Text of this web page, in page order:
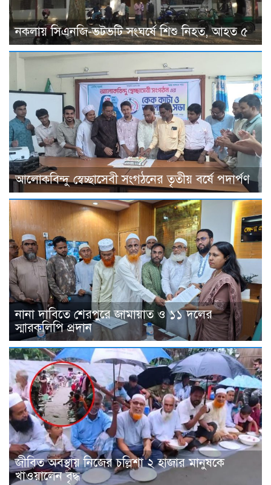
নকলায় সিএনজি-ভটভটি সংঘর্ষে শিশু নিহত, আহত ৫
আলোকবিন্দু স্বেচ্ছাসেবী সংগঠনের তৃতীয় বর্ষে পদার্পণ
নানা দাবিতে শেরপুরে জামায়াত ও ১১ দলের
স্মারকলিপি প্রদান
জীবিত অবস্থায় নিজের চল্লিশা ২ হাজার মানুষকে
খাওয়ালেন বৃদ্ধ